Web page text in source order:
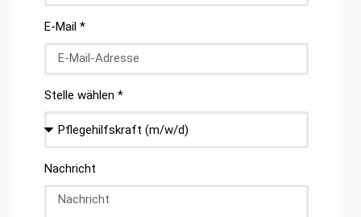
E-Mail *
Stelle wählen *
Nachricht